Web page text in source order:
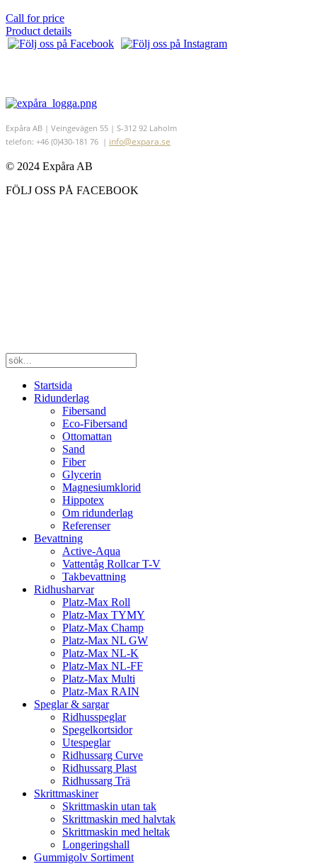
Call for price
Product details
Expåra AB | Veingevägen 55 | S-312 92 Laholm
telefon: +46 (0)430-181 76 | info@expara.se
© 2024 Expåra AB
FÖLJ OSS PÅ FACEBOOK
Startsida
Ridunderlag
Fibersand
Eco-Fibersand
Ottomattan
Sand
Fiber
Glycerin
Magnesiumklorid
Hippotex
Om ridunderlag
Referenser
Bevattning
Active-Aqua
Vattentåg Rollcar T-V
Takbevattning
Ridhusharvar
Platz-Max Roll
Platz-Max TYMY
Platz-Max Champ
Platz-Max NL GW
Platz-Max NL-K
Platz-Max NL-FF
Platz-Max Multi
Platz-Max RAIN
Speglar & sargar
Ridhusspeglar
Spegelkortsidor
Utespeglar
Ridhussarg Curve
Ridhussarg Plast
Ridhussarg Trä
Skrittmaskiner
Skrittmaskin utan tak
Skrittmaskin med halvtak
Skrittmaskin med heltak
Longeringshall
Gummigolv Sortiment